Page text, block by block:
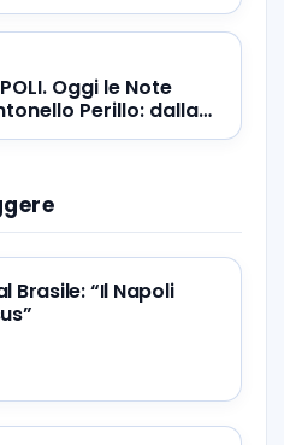
Oggi le Note
Perillo: dalla
volte di…
Brasile: “Il Napoli